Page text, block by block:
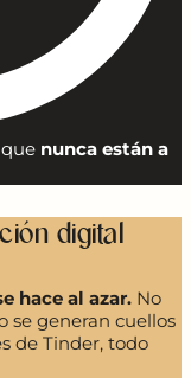
nunca están a
digital
hace al azar. No
se generan cuellos
de Tinder, todo